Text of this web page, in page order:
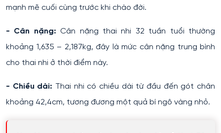
mạnh mẽ cuối cùng trước khi chào đời.
- Cân nặng: Cân nặng thai nhi 32 tuần tuổi thường
khoảng 1,635 – 2,187kg, đây là mức cân nặng trung bình
cho thai nhi ở thời điểm này.
- Chiều dài: Thai nhi có chiều dài từ đầu đến gót chân
khoảng 42,4cm, tương đương một quả bí ngô vàng nhỏ.